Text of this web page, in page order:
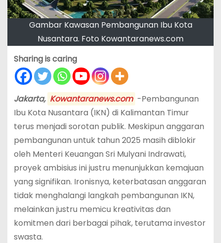
Gambar Kawasan Pembangunan Ibu Kota
Nusantara. Foto Kowantaranews.com
Sharing is caring
Jakarta, Kowantaranews.com -Pembangunan
Ibu Kota Nusantara (IKN) di Kalimantan Timur
terus menjadi sorotan publik. Meskipun anggaran
pembangunan untuk tahun 2025 masih diblokir
oleh Menteri Keuangan Sri Mulyani Indrawati,
proyek ambisius ini justru menunjukkan kemajuan
yang signifikan. Ironisnya, keterbatasan anggaran
tidak menghalangi langkah pembangunan IKN,
melainkan justru memicu kreativitas dan
komitmen dari berbagai pihak, terutama investor
swasta.